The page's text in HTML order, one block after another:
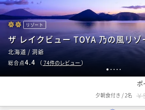
1 2 3 4 5
リゾート
ザ レイクビュー TOYA 乃の風リゾ
北海道 / 洞爺
総合点4.4 （ 74件のレビュー ）
ポ
夕朝食付き /2名 ￥